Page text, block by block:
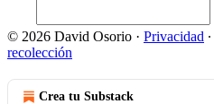
© 2026 David Osorio · Privacidad ∙
recolección
Crea tu Substack